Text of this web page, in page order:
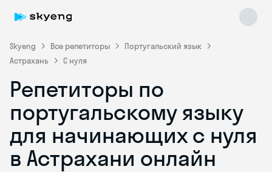
Skyeng Все репетиторы
Португальский язык
Астрахань
С нуля
Репетиторы по
португальскому языку
для начинающих с нуля
в Астрахани онлайн
Skyeng Chat